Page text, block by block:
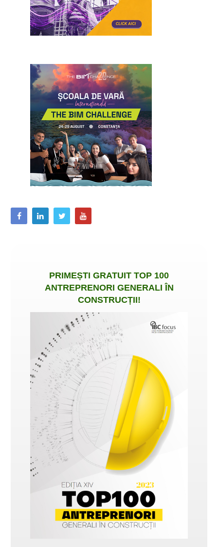
PRIMEȘTI GRATUIT TOP 100
ANTREPRENORI GENERALI ÎN
CONSTRUCȚII!